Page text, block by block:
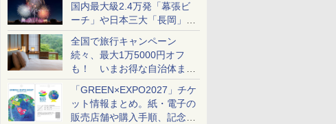
国内最大級2.4万発「幕張ビ
ーチ」や日本三大「長岡」な
ど大型イベント目白押し！
全国で旅行キャンペーン
続々、最大1万5000円オフ
も！ いまお得な自治体まと
め
「GREEN×EXPO2027」チケ
ット情報まとめ。紙・電子の
販売店舗や購入手順、記念チ